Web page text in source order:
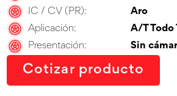
IC / CV (PR):
Aro
Aplicación:
A/T Todo
Presentación:
Sin
Cotizar producto